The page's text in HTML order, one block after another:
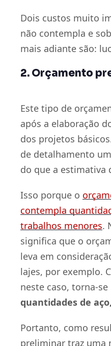
Dois custos muito
não contempla e
mais adiante são:
2. Orçamento
Este tipo de
após a elaboração
dos projetos
de detalhamento
do que a estimativa
Isso porque o
contempla
trabalhos menores.
significa que o
leva em
lajes, por exemplo.
neste caso, torna-se
quantidades de
Portanto, como
preliminar traz uma